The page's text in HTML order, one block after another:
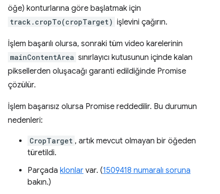
öğe) konturlarına göre başlatmak için
track.cropTo(cropTarget) işlevini çağırın.
İşlem başarılı olursa, sonraki tüm video karelerinin
mainContentArea sınırlayıcı kutusunun içinde kalan
piksellerden oluşacağı garanti edildiğinde Promise
çözülür.
İşlem başarısız olursa Promise reddedilir. Bu durumun
nedenleri:
CropTarget , artık mevcut olmayan bir öğeden
türetildi.
Parçada klonlar var. (1509418 numaralı soruna
bakın.)